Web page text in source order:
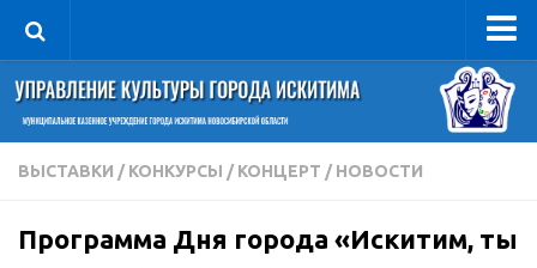
Управление
Руководитель
Сведения об организации
Книга почета культуры
ВЫСТАВКИ / КОНКУРСЫ / КОНЦЕРТ / НОВОСТИ
Программа Дня города «Искитим, ты